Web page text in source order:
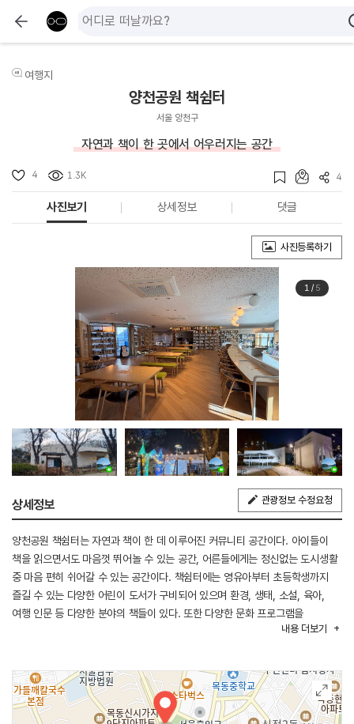
여행지
양천공원 책쉼터
서울 양천구
자연과 책이 한 곳에서 어우러지는 공간
4 1.3K 4
사진보기 상세정보 댓글
사진등록하기
1/ 5
상세정보 관광정보 수정요청
양천공원 책쉼터는 자연과 책이 한 데 이루어진 커뮤니티 공간이다. 아이들이
책을 읽으면서도 마음껏 뛰어놀 수 있는 공간, 어른들에게는 정신없는 도시생활
중 마음 편히 쉬어갈 수 있는 공간이다. 책쉼터에는 영유아부터 초등학생까지
즐길 수 있는 다양한 어린이 도서가 구비되어 있으며 환경, 생태, 소설, 육아,
여행 인문 등 다양한 분야의 책들이 있다. 또한 다양한 문화 프로그램을
운영하며 양천구민들이 서로 소통하는 커뮤니티 공간이 될 수 있다. 양천공원
건축상 우수상을 받은 아름다운 공간이다.
내용 더보기